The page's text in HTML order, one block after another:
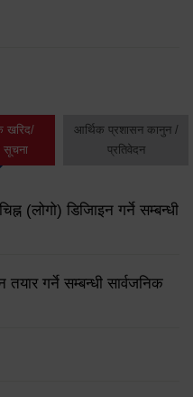
खरिद/
सूचना
आर्थिक प्रशासन कानुन /
प्रतिवेदन
(लोगो) डिजिाइन गर्ने सम्बन्धी
गर्ने सम्बन्धी सार्वजनिक